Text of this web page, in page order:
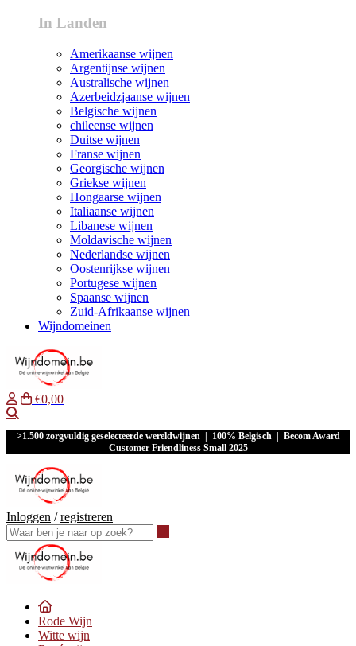
In Landen
Amerikaanse wijnen
Argentijnse wijnen
Australische wijnen
Azerbeidzjaanse wijnen
Belgische wijnen
chileense wijnen
Duitse wijnen
Franse wijnen
Georgische wijnen
Griekse wijnen
Hongaarse wijnen
Italiaanse wijnen
Libanese wijnen
Moldavische wijnen
Nederlandse wijnen
Oostenrijkse wijnen
Portugese wijnen
Spaanse wijnen
Zuid-Afrikaanse wijnen
Wijndomeinen
€0,00
>1.500 zorgvuldig geselecteerde wereldwijnen | 100% Belgisch | Becom Award
Customer Friendliness Small 2025
Inloggen /registreren
Rode Wijn
Witte wijn